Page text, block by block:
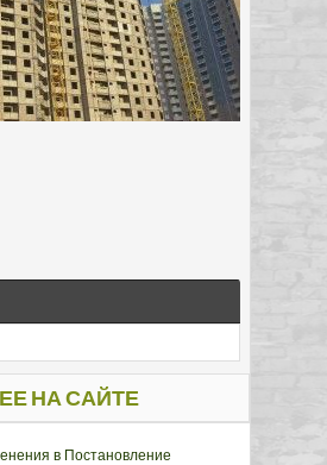
НА САЙТЕ
в Постановление